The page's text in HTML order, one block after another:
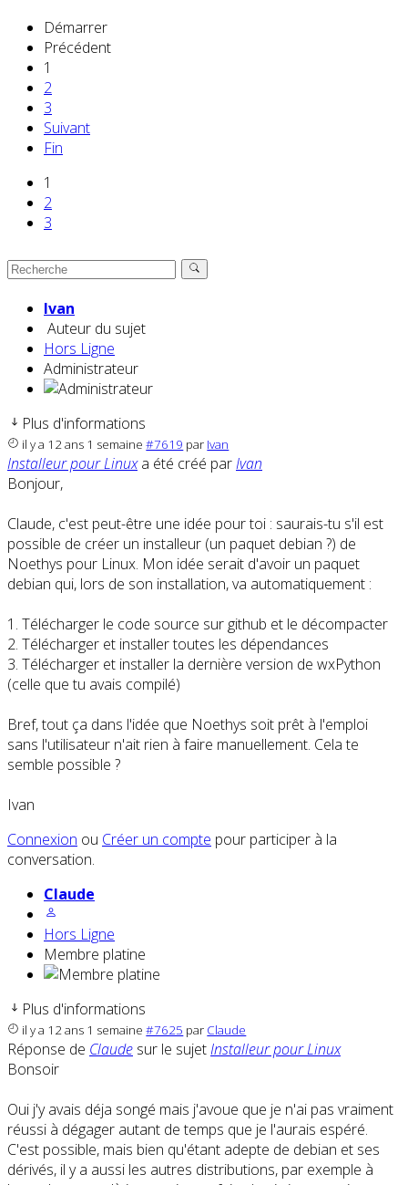
Démarrer
Précédent
1
2
3
Suivant
Fin
1
2
3
Ivan
Auteur du sujet
Hors Ligne
Administrateur
Plus d'informations
il y a 12 ans 1 semaine #7619 par Ivan
Installeur pour Linuxa été créé parIvan
Bonjour,
Claude, c'est peut-être une idée pour toi : saurais-tu s'il est
possible de créer un installeur (un paquet debian ?) de
Noethys pour Linux. Mon idée serait d'avoir un paquet
debian qui, lors de son installation, va automatiquement :
1. Télécharger le code source sur github et le décompacter
2. Télécharger et installer toutes les dépendances
3. Télécharger et installer la dernière version de wxPython
(celle que tu avais compilé)
Bref, tout ça dans l'idée que Noethys soit prêt à l'emploi
sans l'utilisateur n'ait rien à faire manuellement. Cela te
semble possible ?
Ivan
Connexion ou Créer un compte pour participer à la
conversation.
Claude
Hors Ligne
Membre platine
Plus d'informations
il y a 12 ans 1 semaine #7625 par Claude
Réponse de Claude sur le sujetInstalleur pour Linux
Bonsoir
Oui j'y avais déja songé mais j'avoue que je n'ai pas vraiment
réussi à dégager autant de temps que je l'aurais espéré.
C'est possible, mais bien qu'étant adepte de debian et ses
dérivés, il y a aussi les autres distributions, par exemple à